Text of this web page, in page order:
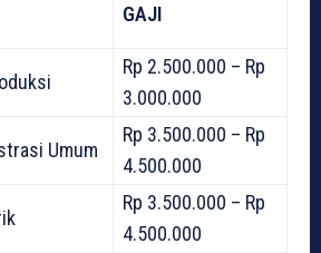
GAJI
Rp 2.500.000 – Rp
3.000.000
Umum
Rp 3.500.000 – Rp
4.500.000
Rp 3.500.000 – Rp
4.500.000